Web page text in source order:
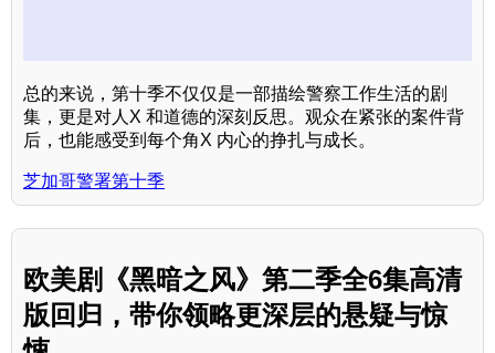
总的来说，第十季不仅仅是一部描绘警察工作生活的剧
集，更是对人X 和道德的深刻反思。观众在紧张的案件背
后，也能感受到每个角X 内心的挣扎与成长。
芝加哥警署第十季
欧美剧《黑暗之风》第二季全6集高清
版回归，带你领略更深层的悬疑与惊